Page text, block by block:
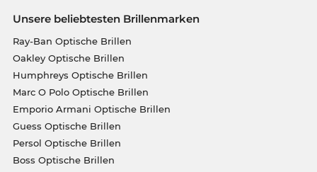
Unsere beliebtesten Brillenmarken
Ray-Ban Optische Brillen
Oakley Optische Brillen
Humphreys Optische Brillen
Marc O Polo Optische Brillen
Emporio Armani Optische Brillen
Guess Optische Brillen
Persol Optische Brillen
Boss Optische Brillen